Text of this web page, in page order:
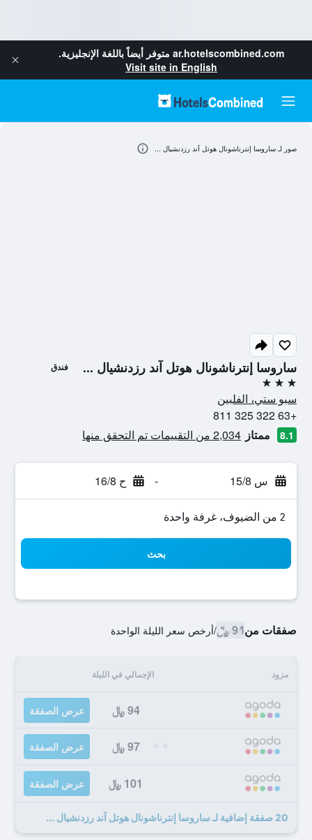
ar.hotelscombined.com متوفر أيضاً باللغة الإنجليزية.
Visit site in English
ساروسا إنترناشونال هوتل آند رزدنشيال ... فندق
3 نجوم
سبو ستي، الفلبين
+63 322 325 811
8.1 ممتاز 2,034 من التقييمات تم التحقق منها
س 15/8 - ح 16/8
2 من الضيوف، غرفة واحدة
بحث
صفقات من94 ﷼ /أرخص سعر الليلة الواحدة
مزود الإجمالي في الليلة
94 ﷼ عرض الصفقة
97 ﷼ عرض الصفقة
101 ﷼ عرض الصفقة
20 صفقة إضافية لـ ساروسا إنترناشونال هوتل آند رزدنشيال ...
صور لـ ساروسا إنترناشونال هوتل آند رزدنشيال ...